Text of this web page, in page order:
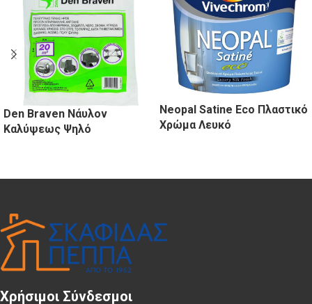
Den Braven Νάυλον
Καλύψεως Ψηλό
Neopal Satine Eco Πλαστικό
Χρώμα Λευκό
Χρήσιμοι Σύνδεσμοι